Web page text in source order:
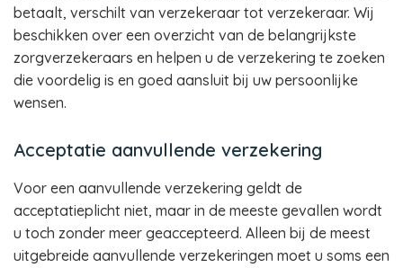
betaalt, verschilt van verzekeraar tot verzekeraar. Wij
beschikken over een overzicht van de belangrijkste
zorgverzekeraars en helpen u de verzekering te zoeken
die voordelig is en goed aansluit bij uw persoonlijke
wensen.
Acceptatie aanvullende verzekering
Voor een aanvullende verzekering geldt de
acceptatieplicht niet, maar in de meeste gevallen wordt
u toch zonder meer geaccepteerd. Alleen bij de meest
uitgebreide aanvullende verzekeringen moet u soms een